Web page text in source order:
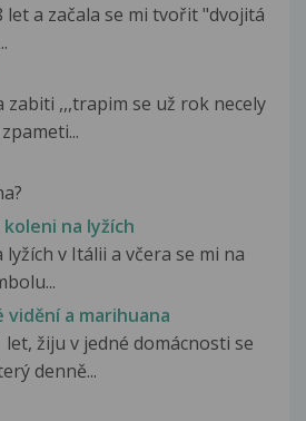
let a začala se mi tvořit "dvojitá
zabiti ,,,trapim se už rok necely
na lyžích
v Itálii a včera se mi na
a marihuana
žiju v jedné domácnosti se
denně...